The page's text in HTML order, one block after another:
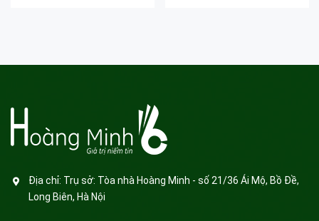
Địa chỉ: Trụ sở: Tòa nhà Hoàng Minh - số 21/36 Ái Mộ, Bồ Đề,
Long Biên, Hà Nội